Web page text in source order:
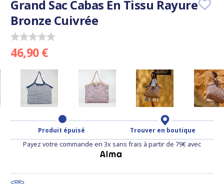
Grand Sac Cabas En Tissu Rayure
Bronze Cuivrée
46,90 €
Produit épuisé Trouver en boutique
Payez votre commande en 3x sans frais à partir de 79€ avec